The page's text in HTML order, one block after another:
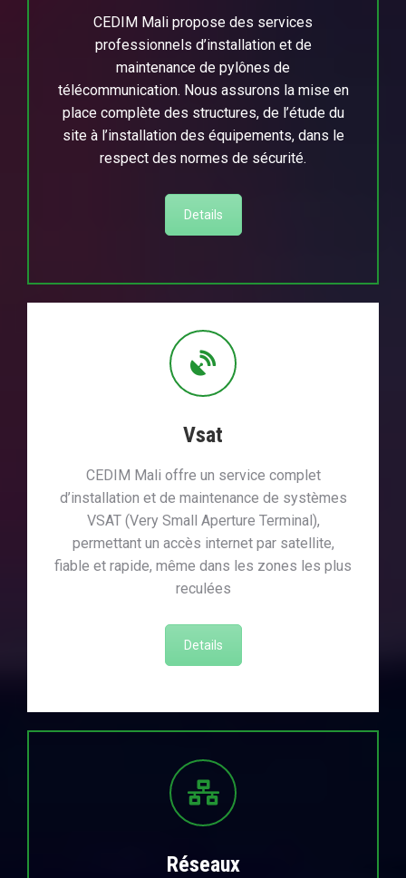
CEDIM Mali propose des services
professionnels d’installation et de
maintenance de pylônes de
télécommunication. Nous assurons la mise en
place complète des structures, de l’étude du
site à l’installation des équipements, dans le
respect des normes de sécurité.
Details
Vsat
CEDIM Mali offre un service complet
d’installation et de maintenance de systèmes
VSAT (Very Small Aperture Terminal),
permettant un accès internet par satellite,
fiable et rapide, même dans les zones les plus
reculées
Details
Réseaux